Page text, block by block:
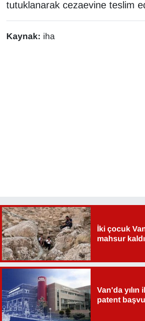
tutuklanarak cezaevine teslim
Kaynak: iha
İki çocuk
mahsur
Van'da yılın
patent
SPOR
TEBRİK